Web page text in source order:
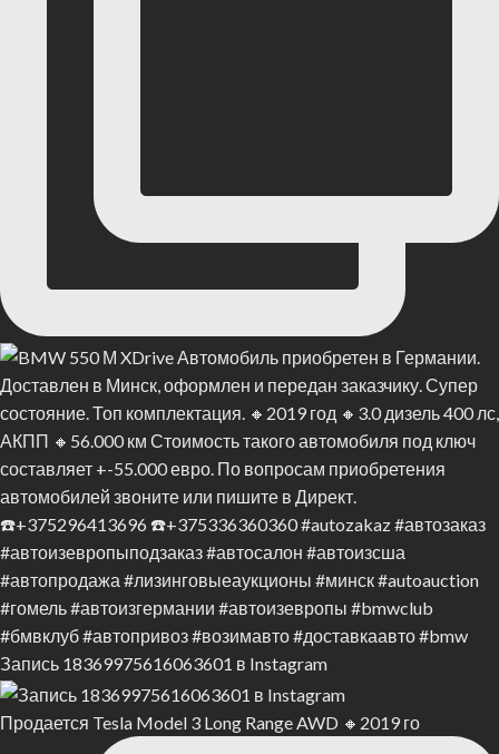
Запись 18369975616063601 в Instagram
Продается Tesla Model 3 Long Range AWD 🔸2019 го